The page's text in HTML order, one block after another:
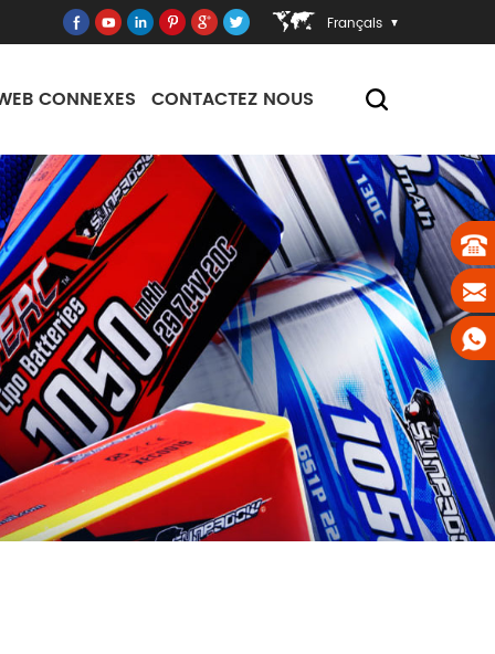
Français
CONNEXES CONTACTEZ NOUS